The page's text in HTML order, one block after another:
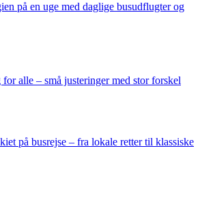
på en uge med daglige busudflugter og
alle – små justeringer med stor forskel
på busrejse – fra lokale retter til klassiske